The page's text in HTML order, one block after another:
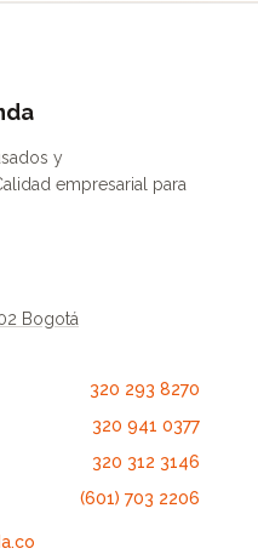
y
empresarial para
Bogotá
320 293 8270
320 941 0377
320 312 3146
(601) 703 2206